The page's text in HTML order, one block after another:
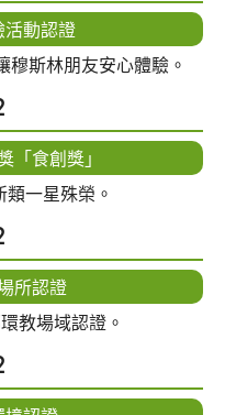
動認證
斯林朋友安心體驗。
「食創獎」
一星殊榮。
所認證
教場域認證。